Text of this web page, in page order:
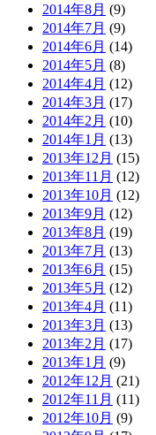
2014年8月 (9)
2014年7月 (9)
2014年6月 (14)
2014年5月 (8)
2014年4月 (12)
2014年3月 (17)
2014年2月 (10)
2014年1月 (13)
2013年12月 (15)
2013年11月 (12)
2013年10月 (12)
2013年9月 (12)
2013年8月 (19)
2013年7月 (13)
2013年6月 (15)
2013年5月 (12)
2013年4月 (11)
2013年3月 (13)
2013年2月 (17)
2013年1月 (9)
2012年12月 (21)
2012年11月 (11)
2012年10月 (9)